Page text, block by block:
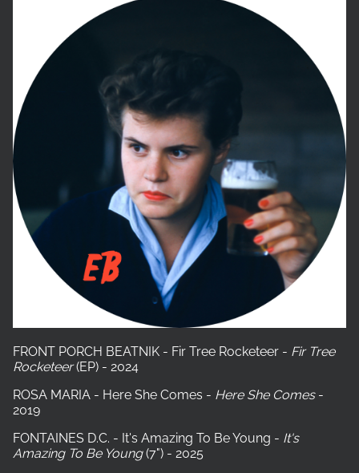
FRONT PORCH BEATNIK - Fir Tree Rocketeer - Fir Tree
Rocketeer(EP) - 2024
ROSA MARIA - Here She Comes - Here She Comes-
2019
FONTAINES D.C. - It's Amazing To Be Young - It's
Amazing To Be Young(7") - 2025